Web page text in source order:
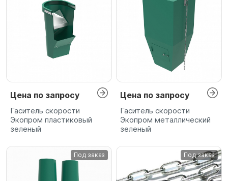
Цена по запросу
Гаситель скорости
Экопром пластиковый
зеленый
Цена по запросу
Гаситель скорости
Экопром металлический
зеленый
Под заказ Под заказ